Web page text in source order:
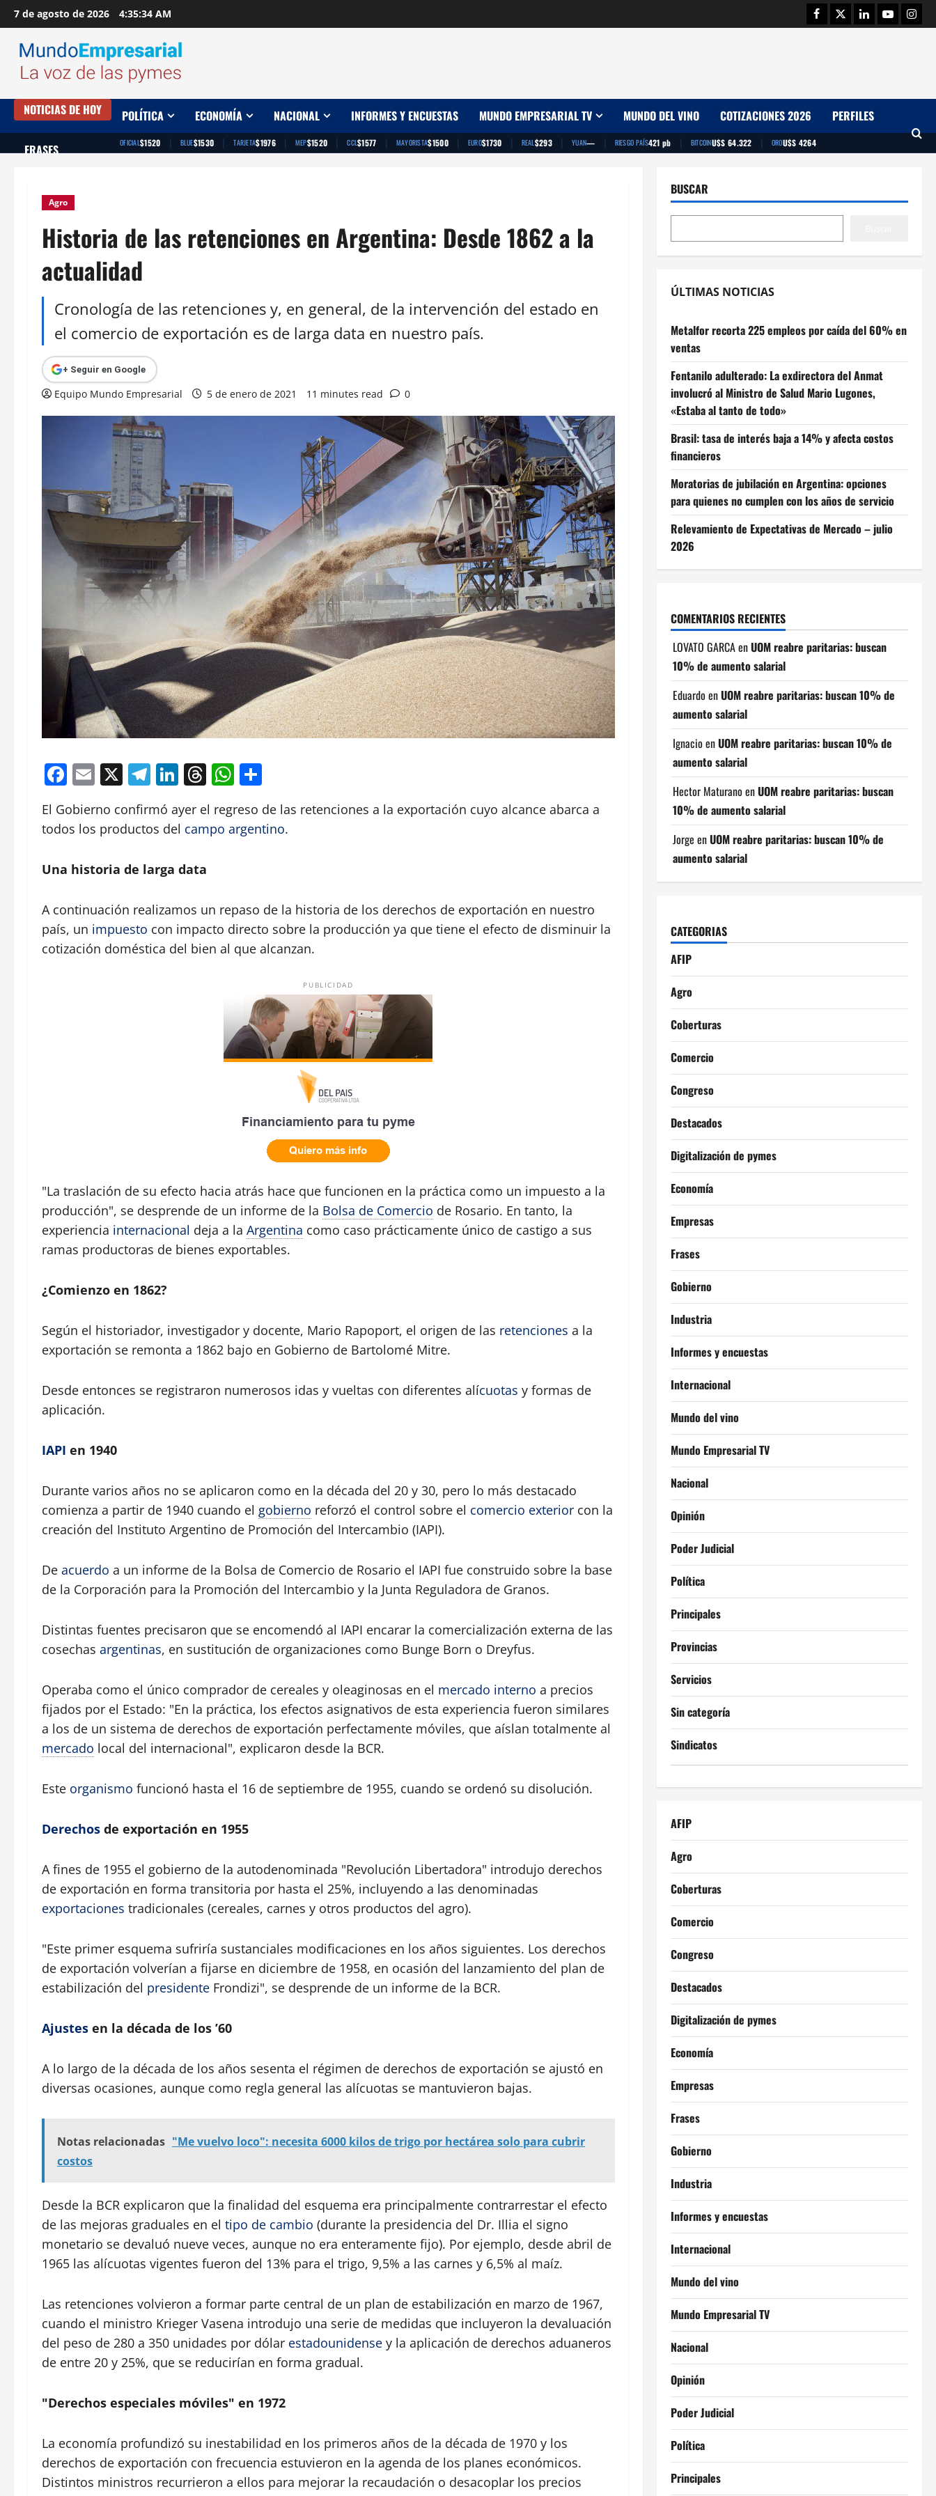
Saltar
al
contenido
7 de agosto de 2026 4:35:35 AM Facebook
TwitterLinkedinYoutube
NOTICIAS DE HOY POLÍTICA ECONOMÍA NACIONAL INFORMES Y ENCUESTAS MUNDO EMPRESARIAL TV MUNDO DEL VINO COTIZACIONES 2026 PERFILES
FRASES OFICIAL$1520 | BLUE$1530 | TARJETA$1976 | MEP$1520 | CCL$1577 | MAYORISTA$1500 | EURO$1730 | REAL$293 | YUAN— | RIESGO PAÍS421 pb | BITCOINU$S 64.322 | OROU$S 4264
Agro
Historia de las retenciones en Argentina: Desde 1862 a la
actualidad
Cronología de las retenciones y, en general, de la intervención del estado en
el comercio de exportación es de larga data en nuestro país.
+ Seguir en Google
Equipo Mundo Empresarial 5 de enero de 2021 11 minutes read 0
Facebook
Email
X Telegram
LinkedIn
Threads
WhatsApp
El Gobierno confirmó ayer el regreso de las retenciones a la exportación cuyo alcance abarca a
todos los productos del campo argentino.
Una historia de larga data
A continuación realizamos un repaso de la historia de los derechos de exportación en nuestro
país, un impuesto con impacto directo sobre la producción ya que tiene el efecto de disminuir la
cotización doméstica del bien al que alcanzan.
PUBLICIDAD
"La traslación de su efecto hacia atrás hace que funcionen en la práctica como un impuesto a la
producción", se desprende de un informe de la Bolsa de Comercio de Rosario. En tanto, la
experiencia internacional deja a la Argentina como caso prácticamente único de castigo a sus
ramas productoras de bienes exportables.
¿Comienzo en 1862?
Según el historiador, investigador y docente, Mario Rapoport, el origen de las retenciones a la
exportación se remonta a 1862 bajo en Gobierno de Bartolomé Mitre.
Desde entonces se registraron numerosos idas y vueltas con diferentes alícuotas y formas de
aplicación.
IAPI en 1940
Durante varios años no se aplicaron como en la década del 20 y 30, pero lo más destacado
comienza a partir de 1940 cuando el gobierno reforzó el control sobre el comercio exterior con la
creación del Instituto Argentino de Promoción del Intercambio (IAPI).
De acuerdo a un informe de la Bolsa de Comercio de Rosario el IAPI fue construido sobre la base
de la Corporación para la Promoción del Intercambio y la Junta Reguladora de Granos.
Distintas fuentes precisaron que se encomendó al IAPI encarar la comercialización externa de las
cosechas argentinas, en sustitución de organizaciones como Bunge Born o Dreyfus.
Operaba como el único comprador de cereales y oleaginosas en el mercado interno a precios
fijados por el Estado: "En la práctica, los efectos asignativos de esta experiencia fueron similares
a los de un sistema de derechos de exportación perfectamente móviles, que aíslan totalmente al
mercado local del internacional", explicaron desde la BCR.
Este organismo funcionó hasta el 16 de septiembre de 1955, cuando se ordenó su disolución.
Derechos de exportación en 1955
A fines de 1955 el gobierno de la autodenominada "Revolución Libertadora" introdujo derechos
de exportación en forma transitoria por hasta el 25%, incluyendo a las denominadas
exportaciones tradicionales (cereales, carnes y otros productos del agro).
"Este primer esquema sufriría sustanciales modificaciones en los años siguientes. Los derechos
de exportación volverían a fijarse en diciembre de 1958, en ocasión del lanzamiento del plan de
estabilización del presidente Frondizi", se desprende de un informe de la BCR.
Ajustes en la década de los ’60
A lo largo de la década de los años sesenta el régimen de derechos de exportación se ajustó en
diversas ocasiones, aunque como regla general las alícuotas se mantuvieron bajas.
Notas relacionadas "Me vuelvo loco": necesita 6000 kilos de trigo por hectárea solo para cubrir
costos
Desde la BCR explicaron que la finalidad del esquema era principalmente contrarrestar el efecto
de las mejoras graduales en el tipo de cambio (durante la presidencia del Dr. Illia el signo
monetario se devaluó nueve veces, aunque no era enteramente fijo). Por ejemplo, desde abril de
1965 las alícuotas vigentes fueron del 13% para el trigo, 9,5% a las carnes y 6,5% al maíz.
Las retenciones volvieron a formar parte central de un plan de estabilización en marzo de 1967,
cuando el ministro Krieger Vasena introdujo una serie de medidas que incluyeron la devaluación
del peso de 280 a 350 unidades por dólar estadounidense y la aplicación de derechos aduaneros
de entre 20 y 25%, que se reducirían en forma gradual.
"Derechos especiales móviles" en 1972
La economía profundizó su inestabilidad en los primeros años de la década de 1970 y los
derechos de exportación con frecuencia estuvieron en la agenda de los planes económicos.
Distintos ministros recurrieron a ellos para mejorar la recaudación o desacoplar los precios
BUSCAR
ÚLTIMAS NOTICIAS
Metalfor recorta 225 empleos por caída del 60% en
ventas
Fentanilo adulterado: La exdirectora del Anmat
involucró al Ministro de Salud Mario Lugones,
«Estaba al tanto de todo»
Brasil: tasa de interés baja a 14% y afecta costos
financieros
Moratorias de jubilación en Argentina: opciones
para quienes no cumplen con los años de servicio
Relevamiento de Expectativas de Mercado – julio
2026
COMENTARIOS RECIENTES
LOVATO GARCAenUOM reabre paritarias: buscan
10% de aumento salarial
Eduardo enUOM reabre paritarias: buscan 10% de
aumento salarial
Ignacio enUOM reabre paritarias: buscan 10% de
aumento salarial
Hector Maturano enUOM reabre paritarias: buscan
10% de aumento salarial
Jorge enUOM reabre paritarias: buscan 10% de
aumento salarial
CATEGORIAS
AFIP
Agro
Coberturas
Comercio
Congreso
Destacados
Digitalización de pymes
Economía
Empresas
Frases
Gobierno
Industria
Informes y encuestas
Internacional
Mundo del vino
Mundo Empresarial TV
Nacional
Opinión
Poder Judicial
Política
Principales
Provincias
Servicios
Sin categoría
Sindicatos
AFIP
Agro
Coberturas
Comercio
Congreso
Destacados
Digitalización de pymes
Economía
Empresas
Frases
Gobierno
Industria
Informes y encuestas
Internacional
Mundo del vino
Mundo Empresarial TV
Nacional
Opinión
Poder Judicial
Política
Principales